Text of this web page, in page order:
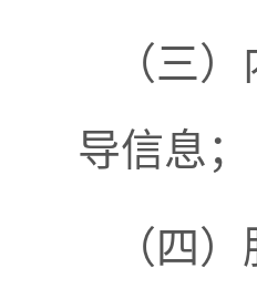
（三
导信息；
（四